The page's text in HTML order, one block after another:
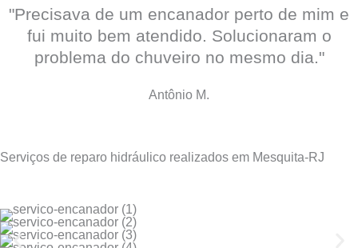
"Precisava de um encanador perto de mim e
fui muito bem atendido. Solucionaram o
problema do chuveiro no mesmo dia."
Antônio M.
Serviços de reparo hidráulico realizados em Mesquita-RJ